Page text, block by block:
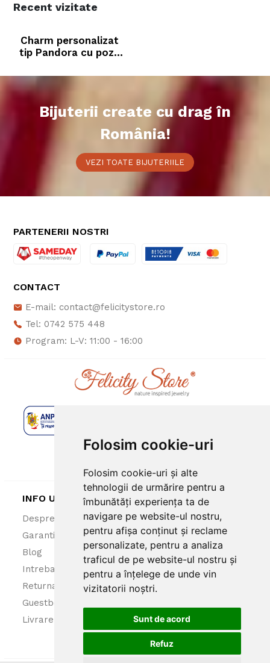
Folosim cookie-uri
Folosim cookie-uri și alte
tehnologii de urmărire pentru a
îmbunătăți experiența ta de
navigare pe website-ul nostru,
pentru afișa conținut și reclame
personalizate, pentru a analiza
traficul de pe website-ul nostru și
pentru a înțelege de unde vin
vizitatorii noștri.
Sunt de acord
Refuz
Recent vizitate
Charm personalizat
tip Pandora cu poza
Bijuterii create cu drag în
România!
VEZI TOATE BIJUTERIILE
PARTENERII NOSTRI
CONTACT
E-mail: contact@felicitystore.ro
Tel: 0742 575 448
Program: L-V: 11:00 - 16:00
INFO UTILE
Despre noi
Garantie 100%
Blog
Intrebari frecvente
Returnare produse
Guestbook
Livrare
ANPC
Politica cookies
Politica confidentialitate
Termeni si conditii